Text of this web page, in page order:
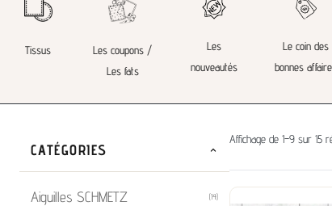
Tissus
Les coupons /
Les fats
Les
nouveautés
Le coin des
bonnes
CATÉGORIES
Aiguilles SCHMETZ (14)
Affichage de 1–9 sur 15